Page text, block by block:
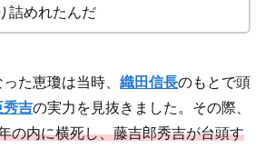
詰めれたんだ
た恵瓊は当時、 織田信長のもとで頭
秀吉の実力を見抜きました。その際、
の内に横死し、藤吉郎秀吉が台頭す